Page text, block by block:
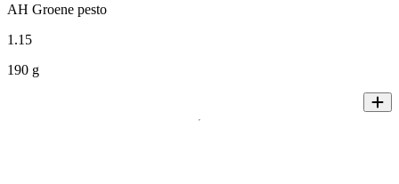
AH Groene pesto
1 .15
190 g